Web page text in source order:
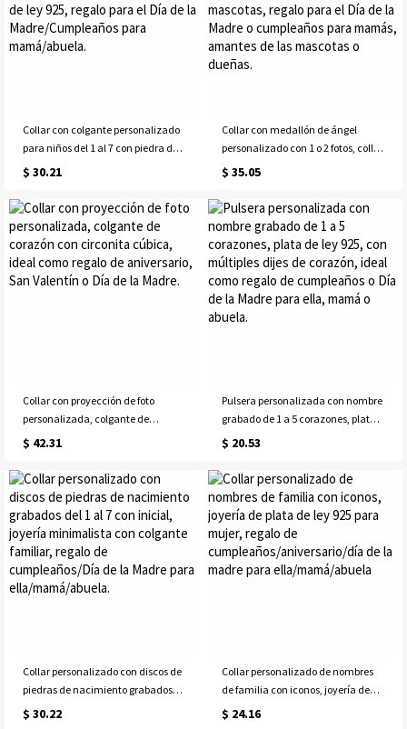
Collar con colgante personalizado
para niños del 1 al 7 con piedra de
nacimiento, delicada joyería
para el Día de la
Madre/Cumpleaños para
mamá/abuela.
$ 30.21
Collar con medallón de ángel
personalizado con 1 o 2 fotos, collar
con medallón vintage, joyería
regalo para el Día de la Madre o
cumpleaños para mamás,
amantes de las mascotas o
dueñas.
$ 35.05
Collar con proyección de foto
personalizada, colgante de
corazón con circonita cúbica, ideal
Valentín o Día de la Madre.
$ 42.31
Pulsera personalizada con nombre
grabado de 1 a 5 corazones, plata
de ley 925, con múltiples dijes de
cumpleaños o Día de la Madre
para ella, mamá o abuela.
$ 20.53
Collar personalizado con discos de
piedras de nacimiento grabados
del 1 al 7 con inicial, joyería
$ 30.22
Collar personalizado de nombres
de familia con iconos, joyería de
plata de ley 925 para mujer, regalo
$ 24.16